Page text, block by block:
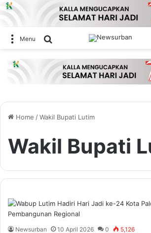
Menu Search for
Home /Wakil Bupati Lutim
Wakil Bupati
Newsurban 10 April 2026 0 5,126